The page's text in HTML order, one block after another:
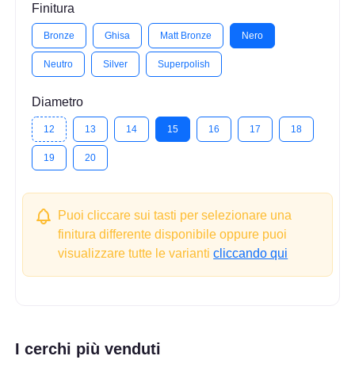
Finitura
Bronze Ghisa Matt Bronze Nero
Neutro Silver Superpolish
Diametro
12 13 14 15 16 17 18
19 20
Puoi cliccare sui tasti per selezionare una
finitura differente disponibile oppure puoi
visualizzare tutte le varianticliccando qui
I cerchi più venduti